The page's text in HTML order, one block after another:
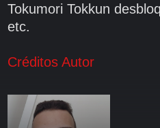
Tokumori Tokkun
etc.
Créditos Autor